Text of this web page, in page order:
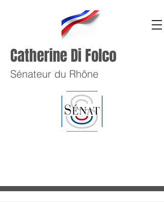
Catherine Di Folco
Sénateur du Rhône